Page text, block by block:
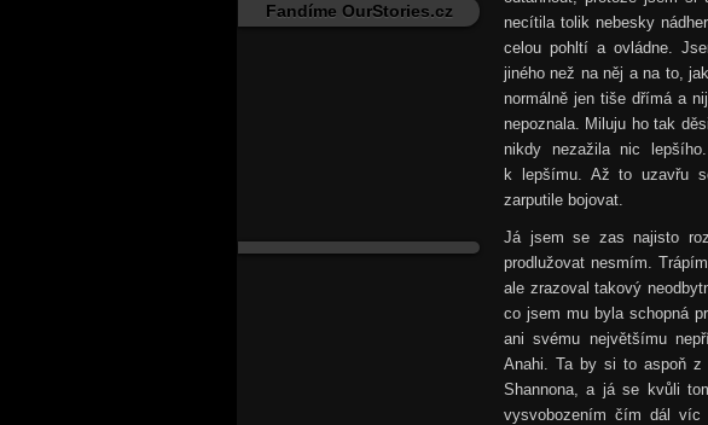
Fandíme OurStories.cz
necítila tolik nebesky
celou pohltí a ovládne.
jiného než na něj a na to,
normálně jen tiše dřímá a
nepoznala. Miluju ho tak
nikdy nezažila nic
k lepšímu. Až to uzavřu
zarputile bojovat.
Já jsem se zas najisto
prodlužovat nesmím.
ale zrazoval takový
co jsem mu byla schopná
ani svému největšímu
Anahi. Ta by si to aspoň z
Shannona, a já se kvůli
vysvobozením čím dál